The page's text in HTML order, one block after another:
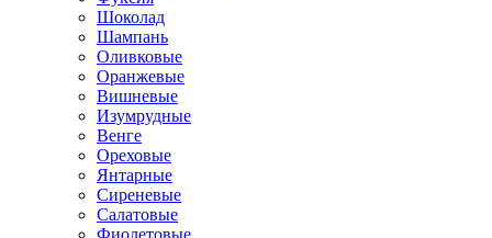
Шоколад
Шампань
Оливковые
Оранжевые
Вишневые
Изумрудные
Венге
Ореховые
Янтарные
Сиреневые
Салатовые
Фиолетовые